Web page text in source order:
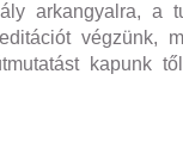
arkangyalra, a
végzünk,
kapunk